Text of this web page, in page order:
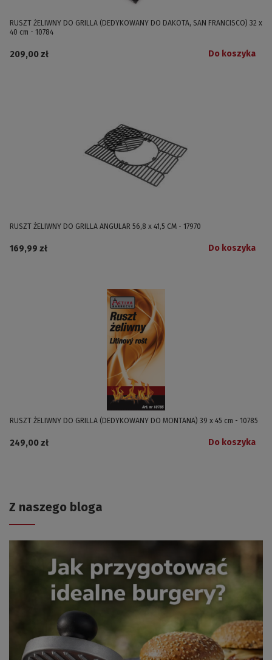
RUSZT ŻELIWNY DO GRILLA (DEDYKOWANY DO DAKOTA, SAN FRANCISCO) 32 x
40 cm - 10784
209,00 zł Do koszyka
RUSZT ŻELIWNY DO GRILLA ANGULAR 56,8 x 41,5 CM - 17970
169,99 zł Do koszyka
RUSZT ŻELIWNY DO GRILLA (DEDYKOWANY DO MONTANA) 39 x 45 cm - 10785
249,00 zł Do koszyka
Z naszego bloga